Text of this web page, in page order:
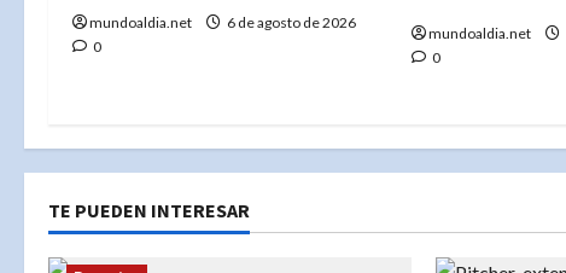
mundoaldia.net
6 de agosto de 2026
0
mundoaldia.net
0
TE PUEDEN INTERESAR